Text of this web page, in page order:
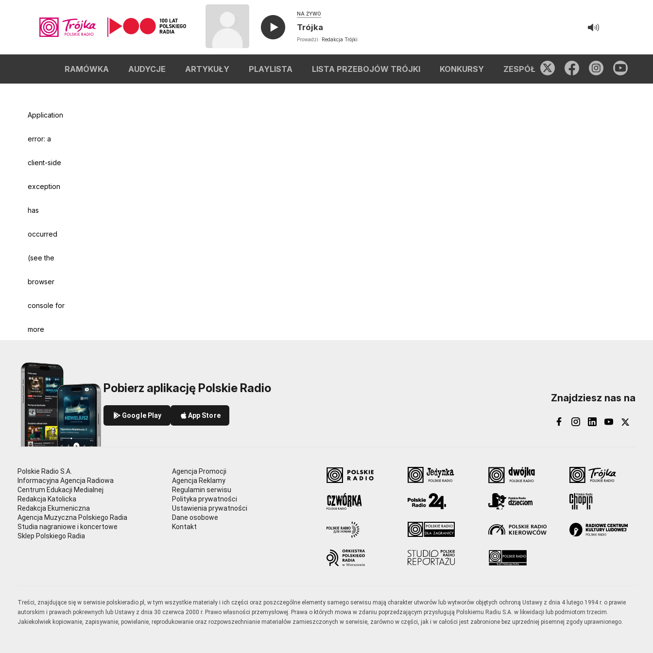
NA ŻYWO
Trójka
Prowadzi: Redakcja Trójki
RAMÓWKA AUDYCJE ARTYKUŁY PLAYLISTA LISTA PRZEBOJÓW TRÓJKI KONKURSY ZESPÓŁ
Application
error: a
client-side
exception
has
occurred
(see the
browser
console for
more
Odtwarzacz
odtwarzać.
Pobierz aplikację Polskie Radio
Google Play App Store
Znajdziesz nas na
Polskie Radio S.A.
Informacyjna Agencja Radiowa
Centrum Edukacji Medialnej
Redakcja Katolicka
Redakcja Ekumeniczna
Agencja Muzyczna Polskiego Radia
Studia nagraniowe i koncertowe
Sklep Polskiego Radia
Agencja Promocji
Agencja Reklamy
Regulamin serwisu
Polityka prywatności
Ustawienia prywatności
Dane osobowe
Kontakt
Treści, znajdujące się w serwisie polskieradio.pl, w tym wszystkie materiały i ich części oraz poszczególne elementy samego serwisu mają charakter utworów lub wytworów objętych ochroną Ustawy z dnia 4 lutego 1994 r. o prawie
autorskim i prawach pokrewnych lub Ustawy z dnia 30 czerwca 2000 r. Prawo własności przemysłowej. Prawa o których mowa w zdaniu poprzedzającym przysługują Polskiemu Radiu S.A. w likwidacji lub podmiotom trzecim.
Jakiekolwiek kopiowanie, zapisywanie, powielanie, reprodukowanie oraz rozpowszechnianie materiałów zamieszczonych w serwisie, zarówno w części, jak i w całości jest zabronione bez uprzedniej pisemnej zgody uprawnionego.